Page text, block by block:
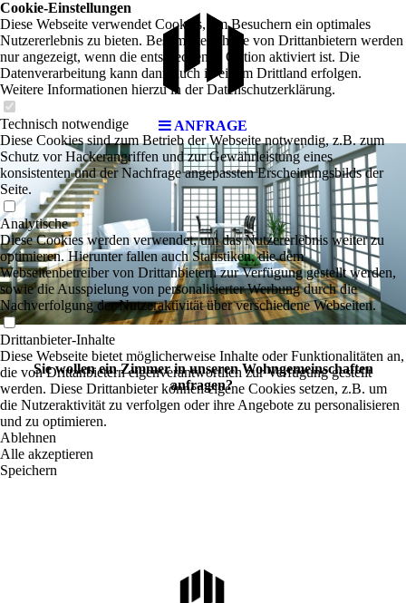
ANFRAGE
Sie wollen ein Zimmer in unseren Wohngemeinschaften
anfragen?
Cookie-Einstellungen
Diese Webseite verwendet Cookies, um Besuchern ein optimales
Nutzererlebnis zu bieten. Bestimmte Inhalte von Drittanbietern werden
nur angezeigt, wenn die entsprechende Option aktiviert ist. Die
Datenverarbeitung kann dann auch in einem Drittland erfolgen.
Weitere Informationen hierzu in der Datenschutzerklärung.
Technisch notwendige
Diese Cookies sind zum Betrieb der Webseite notwendig, z.B. zum
Schutz vor Hackerangriffen und zur Gewährleistung eines
konsistenten und der Nachfrage angepassten Erscheinungsbilds der
Seite.
Analytische
Diese Cookies werden verwendet, um das Nutzererlebnis weiter zu
optimieren. Hierunter fallen auch Statistiken, die dem
Webseitenbetreiber von Drittanbietern zur Verfügung gestellt werden,
sowie die Ausspielung von personalisierter Werbung durch die
Nachverfolgung der Nutzeraktivität über verschiedene Webseiten.
Drittanbieter-Inhalte
Diese Webseite bietet möglicherweise Inhalte oder Funktionalitäten an,
die von Drittanbietern eigenverantwortlich zur Verfügung gestellt
werden. Diese Drittanbieter können eigene Cookies setzen, z.B. um
die Nutzeraktivität zu verfolgen oder ihre Angebote zu personalisieren
und zu optimieren.
Ablehnen
Alle akzeptieren
Speichern